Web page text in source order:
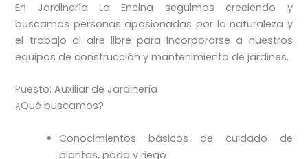
En Jardinería La Encina seguimos creciendo y
buscamos personas apasionadas por la naturaleza y
el trabajo al aire libre para incorporarse a nuestros
equipos de construcción y mantenimiento de jardines.
Puesto: Auxiliar de Jardinería
¿Qué buscamos?
Conocimientos básicos de cuidado de
plantas, poda y riego